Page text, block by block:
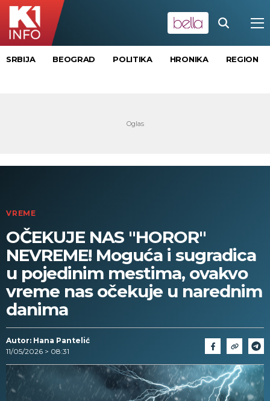
SRBIJA BEOGRAD POLITIKA HRONIKA REGION
VREME
OČEKUJE NAS "HOROR"
NEVREME! Moguća i sugradica
u pojedinim mestima, ovakvo
vreme nas očekuje u narednim
danima
Autor: Hana Pantelić
11/05/2026 > 08:31